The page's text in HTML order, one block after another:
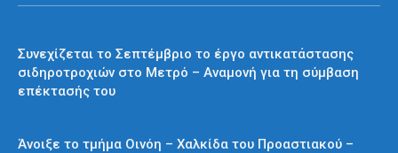
Συνεχίζεται το Σεπτέμβριο το έργο αντικατάστασης
σιδηροτροχιών στο Μετρό – Αναμονή για τη σύμβαση
επέκτασής του
Άνοιξε το τμήμα Οινόη – Χαλκίδα του Προαστιακού –